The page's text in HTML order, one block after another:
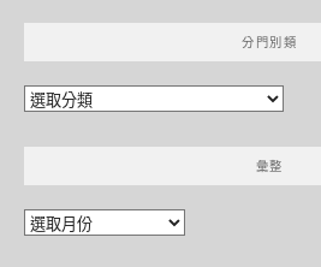
分門別類
分
別
彙整
彙